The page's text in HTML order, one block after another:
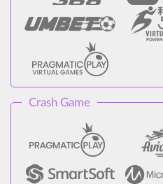
Crash Game